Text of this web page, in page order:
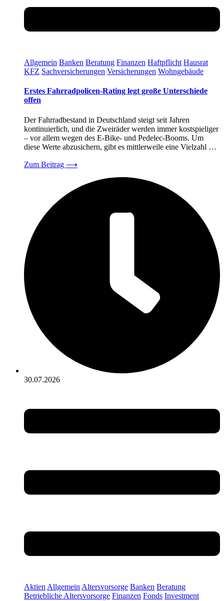
Allgemein Banken Beratung Finanzen Haftpflicht Hausrat
KFZ Sachversicherungen Versicherungen Wohngebäude
Erstes Fahrradpolicen-Rating legt große Unterschiede
offen
Der Fahrradbestand in Deutschland steigt seit Jahren
kontinuierlich, und die Zweiräder werden immer kostspieliger
– vor allem wegen des E-Bike- und Pedelec-Booms. Um
diese Werte abzusichern, gibt es mittlerweile eine Vielzahl …
Zum Beitrag ⟶
30.07.2026
Aktien Allgemein Altersvorsorge Banken Beratung
Betriebliche Altersvorsorge Finanzen Fonds Investment